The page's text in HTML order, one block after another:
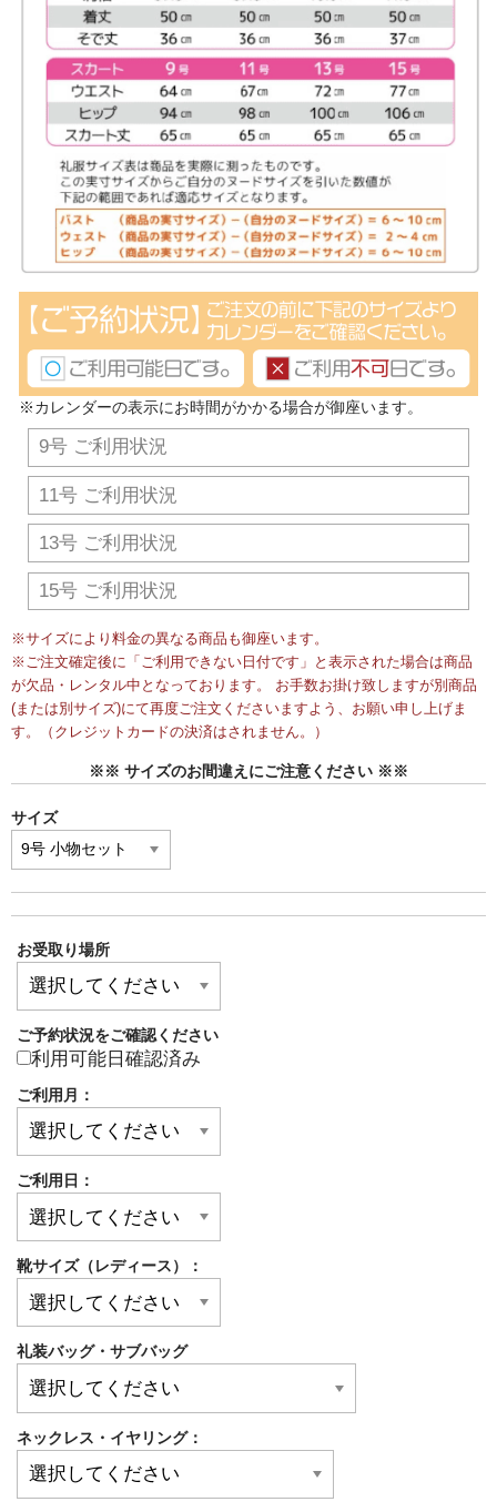
※カレンダーの表示にお時間がかかる場合が御座います。
9号 ご利用状況
11号 ご利用状況
13号 ご利用状況
15号 ご利用状況
※サイズにより料金の異なる商品も御座います。
※ご注文確定後に「ご利用できない日付です」と表示された場合は商品
が欠品・レンタル中となっております。 お手数お掛け致しますが別商品
(または別サイズ)にて再度ご注文くださいますよう、お願い申し上げま
す。（クレジットカードの決済はされません。）
※※ サイズのお間違えにご注意ください ※※
サイズ
お受取り場所
ご予約状況をご確認ください
利用可能日確認済み
ご利用月：
ご利用日：
靴サイズ（レディース）：
礼装バッグ・サブバッグ
ネックレス・イヤリング：